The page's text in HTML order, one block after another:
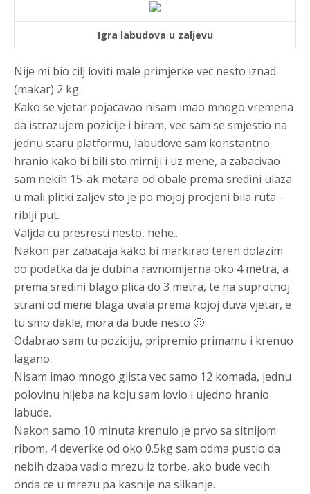
Igra labudova u zaljevu
Nije mi bio cilj loviti male primjerke vec nesto iznad
(makar) 2 kg.
Kako se vjetar pojacavao nisam imao mnogo vremena
da istrazujem pozicije i biram, vec sam se smjestio na
jednu staru platformu, labudove sam konstantno
hranio kako bi bili sto mirniji i uz mene, a zabacivao
sam nekih 15-ak metara od obale prema sredini ulaza
u mali plitki zaljev sto je po mojoj procjeni bila ruta –
riblji put.
Valjda cu presresti nesto, hehe..
Nakon par zabacaja kako bi markirao teren dolazim
do podatka da je dubina ravnomijerna oko 4 metra, a
prema sredini blago plica do 3 metra, te na suprotnoj
strani od mene blaga uvala prema kojoj duva vjetar, e
tu smo dakle, mora da bude nesto 🙂
Odabrao sam tu poziciju, pripremio primamu i krenuo
lagano.
Nisam imao mnogo glista vec samo 12 komada, jednu
polovinu hljeba na koju sam lovio i ujedno hranio
labude.
Nakon samo 10 minuta krenulo je prvo sa sitnijom
ribom, 4 deverike od oko 0.5kg sam odma pustio da
nebih dzaba vadio mrezu iz torbe, ako bude vecih
onda ce u mrezu pa kasnije na slikanje.